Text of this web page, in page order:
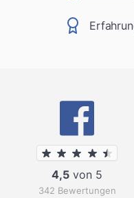
4,5 von 5
342 Bewertungen